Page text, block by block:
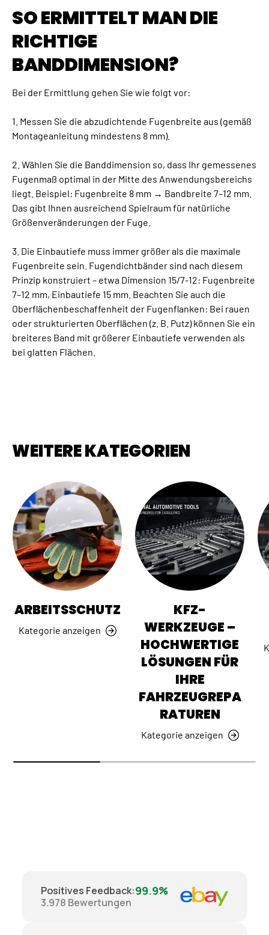
SO ERMITTELT MAN DIE
RICHTIGE
BANDDIMENSION?
Bei der Ermittlung gehen Sie wie folgt vor:
1. Messen Sie die abzudichtende Fugenbreite aus (gemäß
Montageanleitung mindestens 8 mm).
2. Wählen Sie die Banddimension so, dass Ihr gemessenes
Fugenmaß optimal in der Mitte des Anwendungsbereichs
liegt. Beispiel: Fugenbreite 8 mm → Bandbreite 7–12 mm.
Das gibt Ihnen ausreichend Spielraum für natürliche
Größenveränderungen der Fuge.
3. Die Einbautiefe muss immer größer als die maximale
Fugenbreite sein. Fugendichtbänder sind nach diesem
Prinzip konstruiert – etwa Dimension 15/7-12: Fugenbreite
7–12 mm, Einbautiefe 15 mm. Beachten Sie auch die
Oberflächenbeschaffenheit der Fugenflanken: Bei rauen
oder strukturierten Oberflächen (z. B. Putz) können Sie ein
breiteres Band mit größerer Einbautiefe verwenden als
bei glatten Flächen.
WEITERE KATEGORIEN
ARBEITSSCHUTZ
Kategorie anzeigen
KFZ-
WERKZEUGE –
HOCHWERTIGE
LÖSUNGEN FÜR
IHRE
FAHRZEUGREPA
RATUREN
Kategorie anzeigen
Positives Feedback:99.9%
3.978 Bewertungen